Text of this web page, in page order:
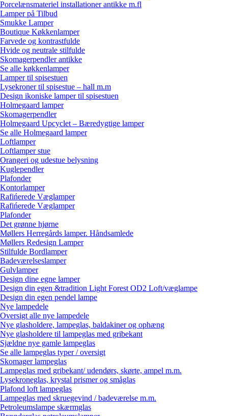
Porcelænsmateriel installationer antikke m.fl
Lamper på Tilbud
Smukke Lamper
Boutique Køkkenlamper
Farvede og kontrastfulde
Hvide og neutrale stilfulde
Skomagerpendler antikke
Se alle køkkenlamper
Lamper til spisestuen
Lysekroner til spisestue – hall m.m
Design ikoniske lamper til spisestuen
Holmegaard lamper
Skomagerpendler
Holmegaard Upcyclet – Bæredygtige lamper
Se alle Holmegaard lamper
Loftlamper
Loftlamper stue
Orangeri og udestue belysning
Kuglependler
Plafonder
Kontorlamper
Rafińerede Væglamper
Rafińerede Væglamper
Plafonder
Det grønne hjørne
Møllers Herregårds lamper. Håndsamlede
Møllers Redesign Lamper
Stilfulde Bordlamper
Badeværelseslamper
Gulvlamper
Design dine egne lamper
Design din egen &tradition Light Forest OD2 Loft/væglampe
Design din egen pendel lampe
Nye lampedele
Oversigt alle nye lampedele
Nye glasholdere, lampeglas, baldakiner og ophæng
Nye glasholdere til lampeglas med gribekant
Sjældne nye gamle lampeglas
Se alle lampeglas typer / oversigt
Skomager lampeglas
Lampeglas med gribekant/ udendørs, skørte, ampel m.m.
Lysekroneglas, krystal prismer og småglas
Plafond loft lampeglas
Lampeglas med skruegevind / badeværelse m.m.
Petroleumslampe skærmglas